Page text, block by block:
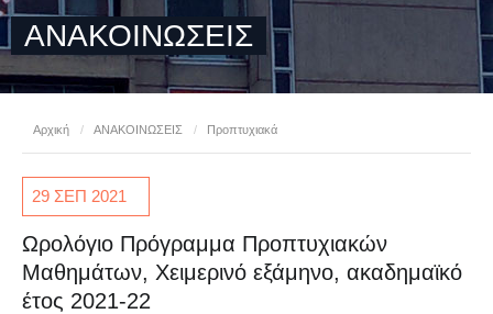
ΑΝΑΚΟΙΝΩΣΕΙΣ
Αρχική / ΑΝΑΚΟΙΝΩΣΕΙΣ / Προπτυχιακά
29 ΣΕΠ 2021
Ωρολόγιο Πρόγραμμα Προπτυχιακών
Μαθημάτων, Χειμερινό εξάμηνο, ακαδημαϊκό
έτος 2021-22